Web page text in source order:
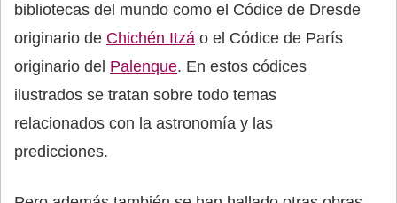
bibliotecas del mundo como el Códice de Dresde
originario de Chichén Itzá o el Códice de París
originario del Palenque. En estos códices
ilustrados se tratan sobre todo temas
relacionados con la astronomía y las
predicciones.